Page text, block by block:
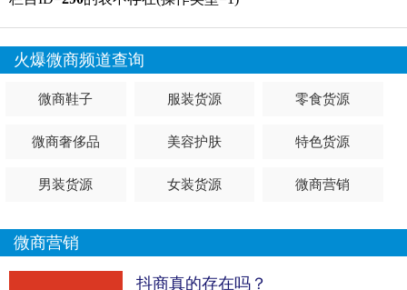
火爆微商频道查询
微商鞋子 服装货源 零食货源
微商奢侈品 美容护肤 特色货源
男装货源 女装货源 微商营销
微商营销
抖商真的存在吗？